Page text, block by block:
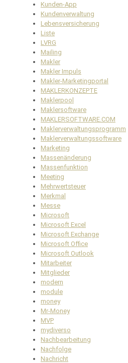
Kunden-App
Kundenverwaltung
Lebensversicherung
Liste
LVRG
Mailing
Makler
Makler Impuls
Makler-Marketingportal
MAKLERKONZEPTE
Maklerpool
Maklersoftware
MAKLERSOFTWARE.COM
Maklerverwaltungsprogramm
Maklerverwaltungssoftware
Marketing
Massenänderung
Massenfunktion
Meeting
Mehrwertsteuer
Merkmal
Messe
Microsoft
Microsoft Excel
Microsoft Exchange
Microsoft Office
Microsoft Outlook
Mitarbeiter
Mitglieder
modern
module
money
Mr-Money
MVP
mydiverso
Nachbearbeitung
Nachfolge
Nachricht